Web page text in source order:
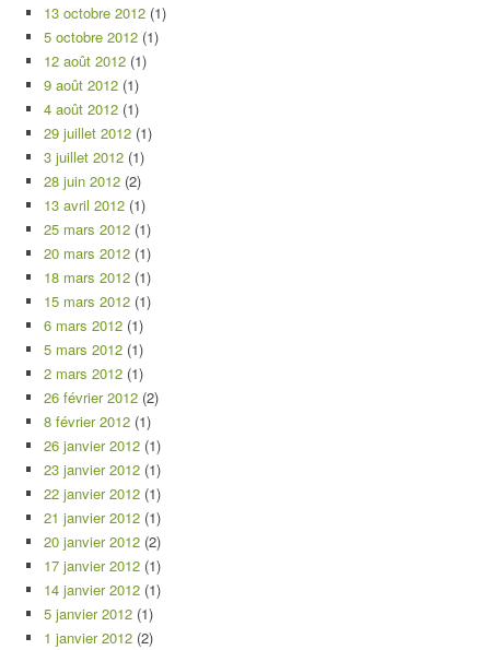
13 octobre 2012 (1)
5 octobre 2012 (1)
12 août 2012 (1)
9 août 2012 (1)
4 août 2012 (1)
29 juillet 2012 (1)
3 juillet 2012 (1)
28 juin 2012 (2)
13 avril 2012 (1)
25 mars 2012 (1)
20 mars 2012 (1)
18 mars 2012 (1)
15 mars 2012 (1)
6 mars 2012 (1)
5 mars 2012 (1)
2 mars 2012 (1)
26 février 2012 (2)
8 février 2012 (1)
26 janvier 2012 (1)
23 janvier 2012 (1)
22 janvier 2012 (1)
21 janvier 2012 (1)
20 janvier 2012 (2)
17 janvier 2012 (1)
14 janvier 2012 (1)
5 janvier 2012 (1)
1 janvier 2012 (2)